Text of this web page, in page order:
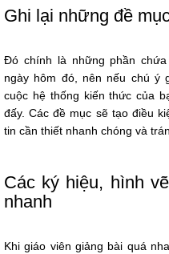
Ghi lại những đề
Đó chính là những phần
ngày hôm đó, nên nếu chú ý
cuộc hệ thống kiến thức của
đấy. Các đề mục sẽ tạo điều
tin cần thiết nhanh chóng và
Các ký hiệu, hình
nhanh
Khi giáo viên giảng bài quá